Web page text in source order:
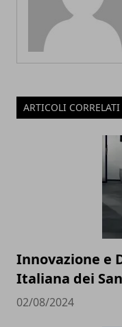
ARTICOLI CORRELATI
Innovazione e
Italiana dei
02/08/2024